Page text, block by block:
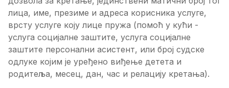
лица, име, презиме и адреса корисника услуге,
врсту услуге коју лице пружа (помоћ у кући -
услуга социјалне заштите, услуга социјалне
заштите персонални асистент, или број судске
одлуке којим је уређено виђење детета и
родитеља, месец, дан, час и релацију кретања).